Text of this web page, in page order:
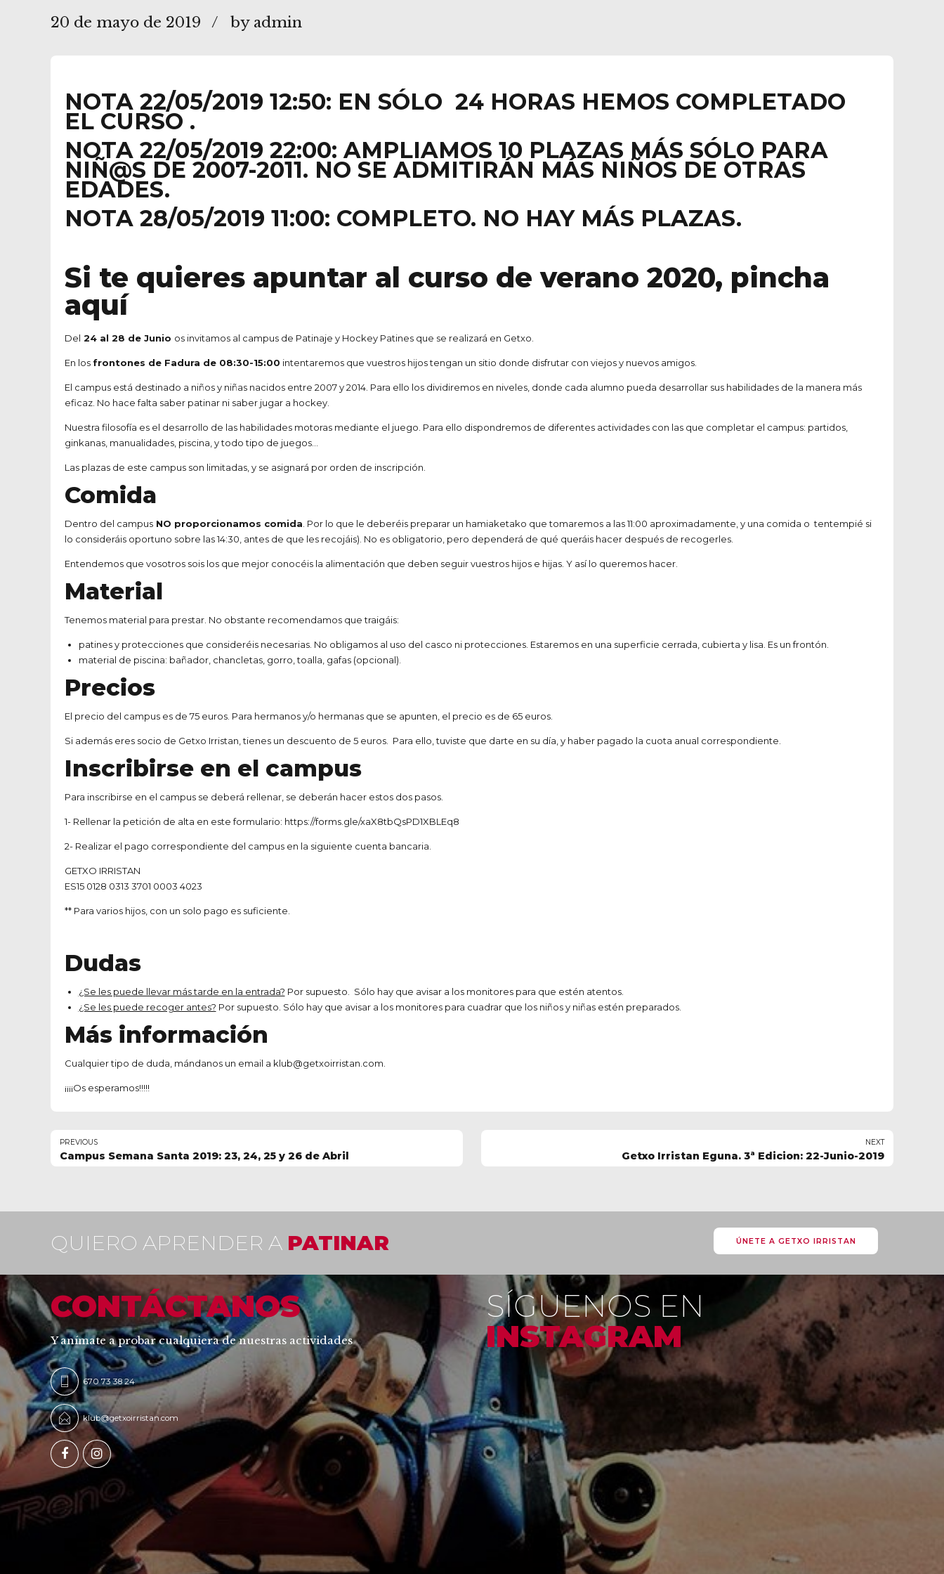
20 de mayo de 2019 by admin
NOTA 22/05/2019 12:50: EN SÓLO 24 HORAS HEMOS COMPLETADO
EL CURSO .
NOTA 22/05/2019 22:00: AMPLIAMOS 10 PLAZAS MÁS SÓLO PARA
NIÑ@S DE 2007-2011. NO SE ADMITIRÁN MÁS NIÑOS DE OTRAS
EDADES.
NOTA 28/05/2019 11:00: COMPLETO. NO HAY MÁS PLAZAS.
Si te quieres apuntar al curso de verano 2020, pincha
aquí
Del 24 al 28 de Junio os invitamos al campus de Patinaje y Hockey Patines que se realizará en Getxo.
En los frontones de Fadura de 08:30-15:00 intentaremos que vuestros hijos tengan un sitio donde disfrutar con viejos y nuevos amigos.
El campus está destinado a niños y niñas nacidos entre 2007 y 2014. Para ello los dividiremos en niveles, donde cada alumno pueda desarrollar sus habilidades de la manera más
eficaz. No hace falta saber patinar ni saber jugar a hockey.
Nuestra filosofía es el desarrollo de las habilidades motoras mediante el juego. Para ello dispondremos de diferentes actividades con las que completar el campus: partidos,
ginkanas, manualidades, piscina, y todo tipo de juegos…
Las plazas de este campus son limitadas, y se asignará por orden de inscripción.
Comida
Dentro del campus NO proporcionamos comida . Por lo que le deberéis preparar un hamiaketako que tomaremos a las 11:00 aproximadamente, y una comida o tentempié si
lo consideráis oportuno sobre las 14:30, antes de que les recojáis). No es obligatorio, pero dependerá de qué queráis hacer después de recogerles.
Entendemos que vosotros sois los que mejor conocéis la alimentación que deben seguir vuestros hijos e hijas. Y así lo queremos hacer.
Material
Tenemos material para prestar. No obstante recomendamos que traigáis:
patines y protecciones que consideréis necesarias. No obligamos al uso del casco ni protecciones. Estaremos en una superficie cerrada, cubierta y lisa. Es un frontón.
material de piscina: bañador, chancletas, gorro, toalla, gafas (opcional).
Precios
El precio del campus es de 75 euros. Para hermanos y/o hermanas que se apunten, el precio es de 65 euros.
Si además eres socio de Getxo Irristan, tienes un descuento de 5 euros. Para ello, tuviste que darte en su día, y haber pagado la cuota anual correspondiente.
Inscribirse en el campus
Para inscribirse en el campus se deberá rellenar, se deberán hacer estos dos pasos.
1- Rellenar la petición de alta en este formulario: https://forms.gle/xaX8tbQsPD1XBLEq8
2- Realizar el pago correspondiente del campus en la siguiente cuenta bancaria.
GETXO IRRISTAN
ES15 0128 0313 3701 0003 4023
** Para varios hijos, con un solo pago es suficiente.
Dudas
¿Se les puede llevar más tarde en la entrada? Por supuesto. Sólo hay que avisar a los monitores para que estén atentos.
¿Se les puede recoger antes? Por supuesto. Sólo hay que avisar a los monitores para cuadrar que los niños y niñas estén preparados.
Más información
Cualquier tipo de duda, mándanos un email a klub@getxoirristan.com.
¡¡¡¡Os esperamos!!!!!
PREVIOUS
Campus Semana Santa 2019: 23, 24, 25 y 26 de Abril
NEXT
Getxo Irristan Eguna. 3ª Edicion: 22-Junio-2019
QUIERO APRENDER A PATINAR ÚNETE A GETXO IRRISTAN
CONTÁCTANOS
Y anímate a probar cualquiera de nuestras actividades
670 73 38 24
klub@getxoirristan.com
SÍGUENOS EN
INSTAGRAM
#uribekosta#g